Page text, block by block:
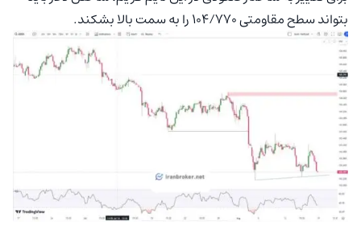
بتواند سطح مقاومتی ۱۰۴/۷۷۰ را به سمت بالا بشکند.